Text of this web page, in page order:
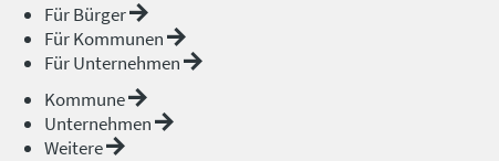
Für Bürger
Für Kommunen
Für Unternehmen
Kommune
Unternehmen
Weitere